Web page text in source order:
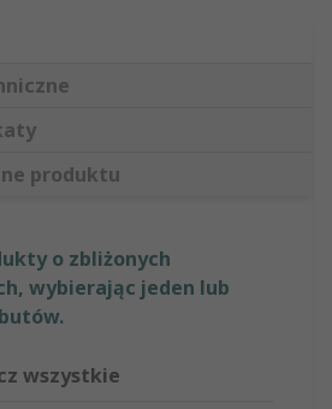
produktu
o zbliżonych
wybierając jeden lub
wszystkie